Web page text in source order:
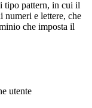
tipo pattern, in cui il
numeri e lettere, che
che imposta il
utente